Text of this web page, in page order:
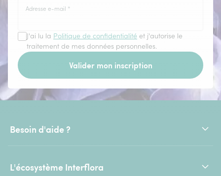
Adresse e-mail *
J'ai lu la Politique de confidentialité et j'autorise le
traitement de mes données personnelles.
Valider mon inscription
Besoin d'aide ?
L'écosystème Interflora